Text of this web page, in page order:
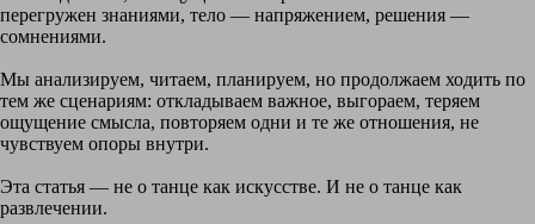
перегружен знаниями, тело — напряжением, решения —
сомнениями.
Мы анализируем, читаем, планируем, но продолжаем ходить по
тем же сценариям: откладываем важное, выгораем, теряем
ощущение смысла, повторяем одни и те же отношения, не
чувствуем опоры внутри.
Эта статья — не о танце как искусстве. И не о танце как
развлечении.